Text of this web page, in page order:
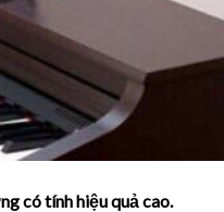
có tính hiệu quả cao.